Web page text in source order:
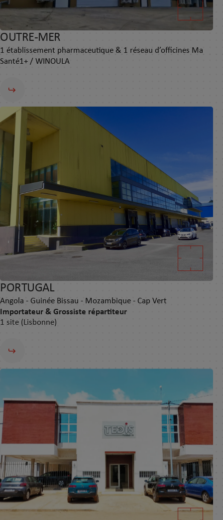
OUTRE-MER
1 établissement pharmaceutique & 1 réseau d’officines Ma
Santé1+ / WINOULA
PORTUGAL
Angola - Guinée Bissau - Mozambique - Cap Vert
Importateur & Grossiste répartiteur
1 site (Lisbonne)